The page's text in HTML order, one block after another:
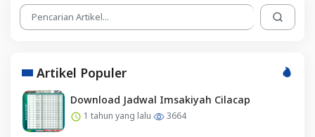
Artikel Populer
Download Jadwal Imsakiyah Cilacap
1 tahun yang lalu 3664